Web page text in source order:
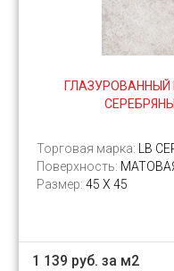
ГЛАЗУРОВАННЫЙ
Торговая марка:
LB
Поверхность:
Размер: 45 Х 45
1 139 руб. за м2